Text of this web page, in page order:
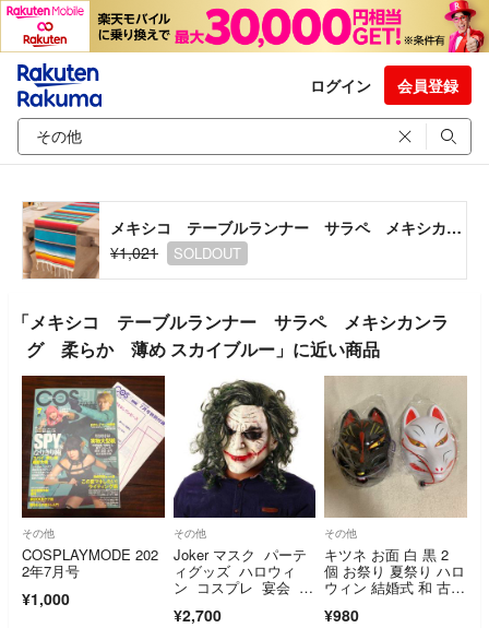
ログイン 会員登録
メキシコ テーブルランナー サラペ メキシカンラグ 柔らか 薄め スカイブルー
¥1,021
SOLDOUT
「メキシコ テーブルランナー サラペ メキシカンラ
グ 柔らか 薄め スカイブルー」に近い商品
その他
COSPLAYMODE 202
2年7月号
¥1,000
その他
Joker マスク パーテ
ィグッズ ハロウィ
ン コスプレ 宴会 ど
¥2,700
その他
キツネ お面 白 黒 2
個 お祭り 夏祭り ハロ
ウィン 結婚式 和 古
¥980